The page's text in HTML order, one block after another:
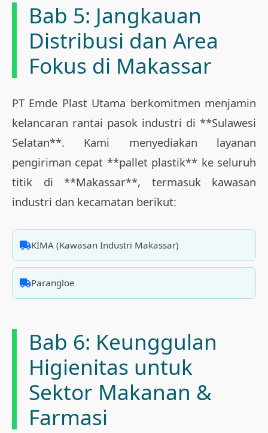
Bab 5: Jangkauan
Distribusi dan Area
Fokus di Makassar
PT Emde Plast Utama berkomitmen menjamin
kelancaran rantai pasok industri di **Sulawesi
Selatan**. Kami menyediakan layanan
pengiriman cepat **pallet plastik** ke seluruh
titik di **Makassar**, termasuk kawasan
industri dan kecamatan berikut:
KIMA (Kawasan Industri Makassar)
Parangloe
Bab 6: Keunggulan
Higienitas untuk
Sektor Makanan &
Farmasi